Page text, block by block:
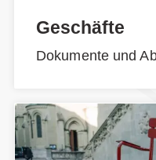
Geschäfte
Dokumente und